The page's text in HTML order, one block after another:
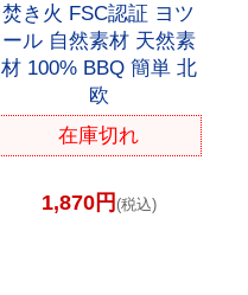
焚き火 FSC認証 ヨツ
ール 自然素材 天然素
材 100% BBQ 簡単 北
欧
在庫切れ
1,870円 (税込)